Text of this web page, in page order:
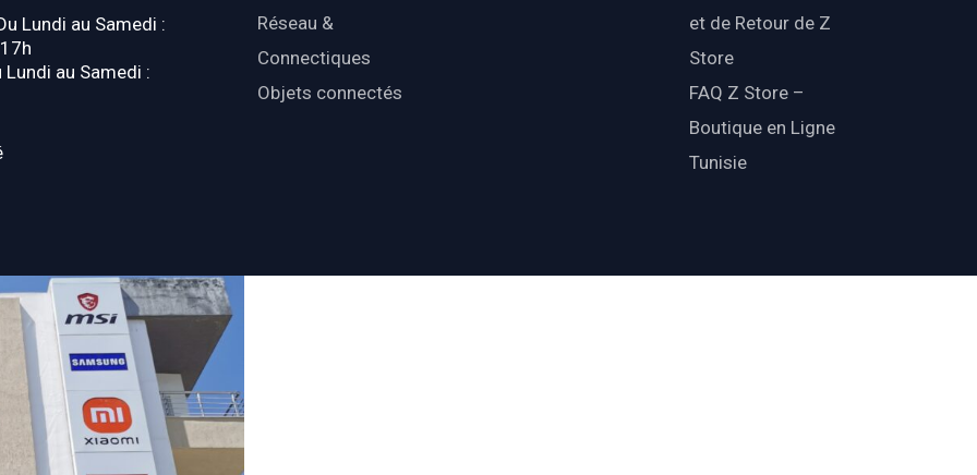
Lundi au Samedi :
Lundi au Samedi :
Réseau &
Connectiques
Objets connectés
et de Retour de Z
Store
FAQ Z Store –
Boutique en Ligne
Tunisie